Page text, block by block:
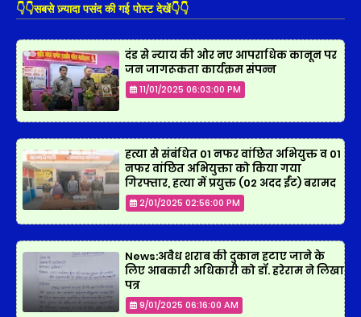
👇👇सबसे ज़्यादा पसंद की गई पोस्ट देखें👇👇
दंड से न्याय की ओर नए आपराधिक कानून पर
जन जागरूकता कार्यक्रम संपन्न
11/01/2025 06:03:00 PM
हत्या से संबंधित 01 नफर वांछित अभियुक्त व 01
नफर वांछित अभियुक्ता को किया गया
गिरफ्तार, हत्या में प्रयुक्त (02 अदद ईंट) बरामद
2/01/2025 02:56:00 PM
News:अवैध शराब की दुकान हटाए जाने के
लिए आबकारी अधिकारी को डॉ. हरेराम ने लिखा
पत्र
9/01/2025 06:16:00 AM